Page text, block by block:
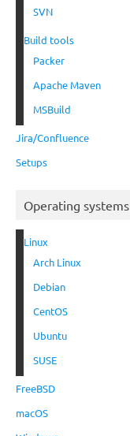
SVN
Build tools
Packer
Apache Maven
MSBuild
Jira/Confluence
Setups
Operating systems
Linux
Arch Linux
Debian
CentOS
Ubuntu
SUSE
FreeBSD
macOS